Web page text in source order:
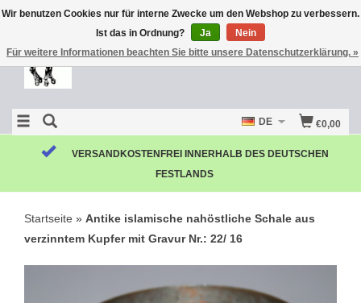
€0,00
DE
VERSANDKOSTENFREI INNERHALB DES DEUTSCHEN
FESTLANDS
Startseite » Antike islamische nahöstliche Schale aus
verzinntem Kupfer mit Gravur Nr.: 22/ 16
Wir benutzen Cookies nur für interne Zwecke um den Webshop zu verbessern.
Ist das in Ordnung?
Ja
Nein
Für weitere Informationen beachten Sie bitte unsere Datenschutzerklärung. »